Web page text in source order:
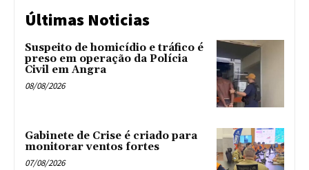
Últimas Noticias
Suspeito de homicídio e tráfico é
preso em operação da Polícia
Civil em Angra
08/08/2026
Gabinete de Crise é criado para
monitorar ventos fortes
07/08/2026